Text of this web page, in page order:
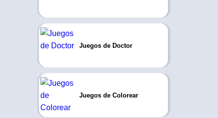
Juegos de Doctor
Juegos de Colorear